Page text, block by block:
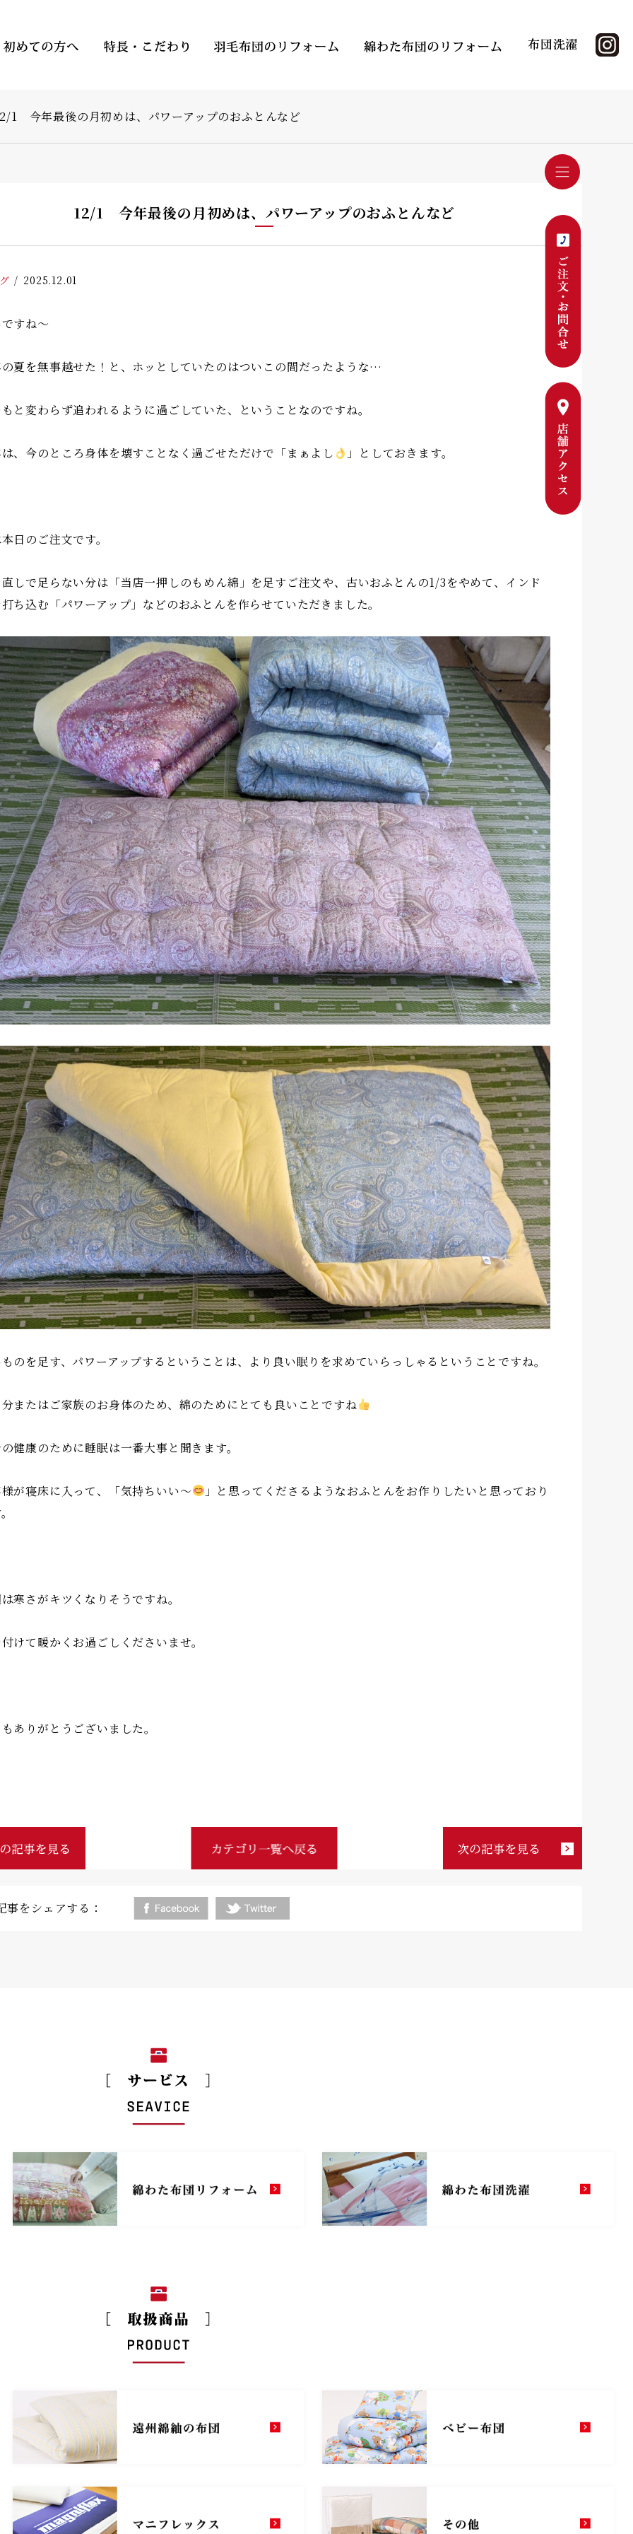
1 今年最後の月初めは、パワーアップのおふとんなど
12/1 今年最後の月初めは、パワーアップのおふとんなど
2025.12.01
すね〜
夏を無事越せた！と、ホッとしていたのはついこの間だったような…
と変わらず追われるように過ごしていた、ということなのですね。
、今のところ身体を壊すことなく過ごせただけで「まぁよし 」としておきます。
日のご注文です。
しで足らない分は「当店一押しのもめん綿」を足すご注文や、古いおふとんの1/3をやめて、インド
ち込む「パワーアップ」などのおふとんを作らせていただきました。
のを足す、パワーアップするということは、より良い眠りを求めていらっしゃるということですね。
またはご家族のお身体のため、綿のためにとても良いことですね
健康のために睡眠は一番大事と聞きます。
が寝床に入って、「気持ちいい〜
」と思ってくださるようなおふとんをお作りしたいと思っており
寒さがキツくなりそうですね。
けて暖かくお過ごしくださいませ。
ありがとうございました。
事をシェアする：